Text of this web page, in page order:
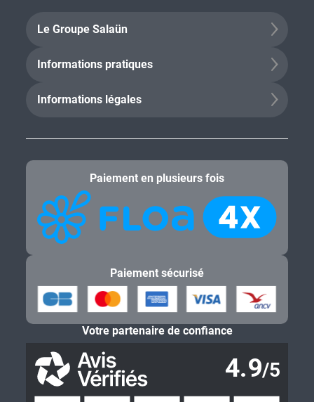
Le Groupe Salaün
Informations pratiques
Informations légales
Paiement en plusieurs fois
Paiement sécurisé
Votre partenaire de confiance